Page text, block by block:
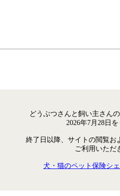
どうぶつさんと飼い主さん
2026年7月28日
終了日以降、サイトの閲覧お
ご利用いただ
犬・猫のペット保険シ